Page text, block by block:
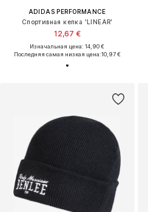
ADIDAS PERFORMANCE
Спортивная кепка 'LINEAR'
12,67 €
Изначальная цена: 14,90 €
Последняя самая низкая цена:10,97 €